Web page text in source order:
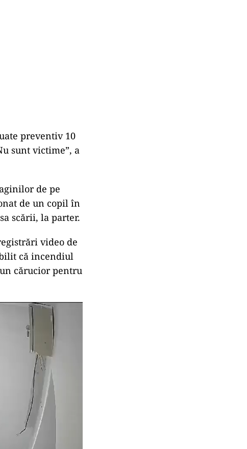
preventiv 10
sunt victime”, a
de pe
de un copil în
scării, la parter.
video de
că incendiul
cărucior pentru